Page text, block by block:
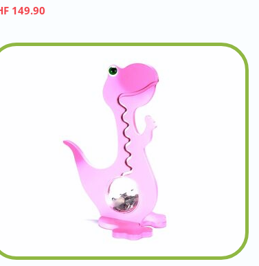
149.90